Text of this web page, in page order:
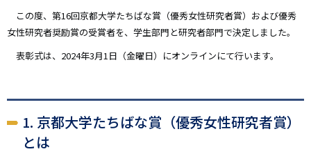
この度、第16回京都大学たちばな賞（優秀女性研究者賞）および優秀
女性研究者奨励賞の受賞者を、学生部門と研究者部門で決定しました。
表彰式は、2024年3月1日（金曜日）にオンラインにて行います。
1. 京都大学たちばな賞（優秀女性研究者賞）
とは